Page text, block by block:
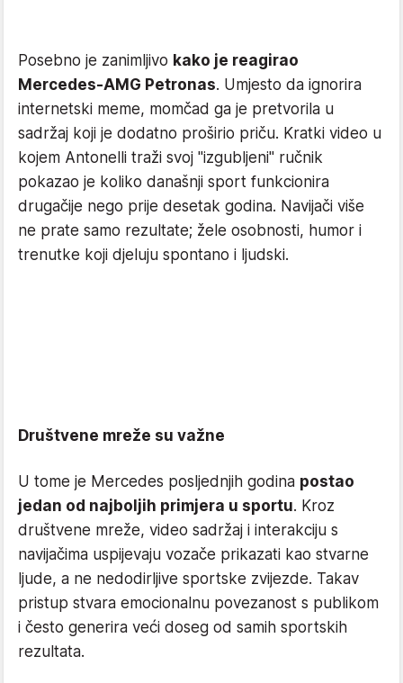
Posebno je zanimljivo kako je reagirao
Mercedes-AMG Petronas. Umjesto da ignorira
internetski meme, momčad ga je pretvorila u
sadržaj koji je dodatno proširio priču. Kratki video u
kojem Antonelli traži svoj "izgubljeni" ručnik
pokazao je koliko današnji sport funkcionira
drugačije nego prije desetak godina. Navijači više
ne prate samo rezultate; žele osobnosti, humor i
trenutke koji djeluju spontano i ljudski.
Društvene mreže su važne
U tome je Mercedes posljednjih godina postao
jedan od najboljih primjera u sportu. Kroz
društvene mreže, video sadržaj i interakciju s
navijačima uspijevaju vozače prikazati kao stvarne
ljude, a ne nedodirljive sportske zvijezde. Takav
pristup stvara emocionalnu povezanost s publikom
i često generira veći doseg od samih sportskih
rezultata.